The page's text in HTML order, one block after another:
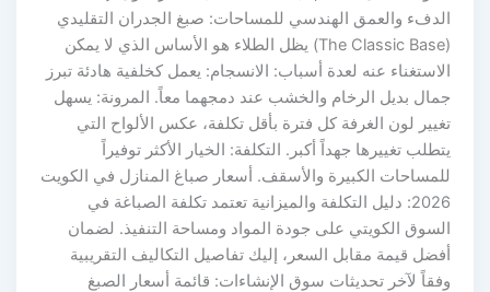
الدفء والعمق الهندسي للمساحات: صبغ الجدران التقليدي
(The Classic Base) يظل الطلاء هو الأساس الذي لا يمكن
الاستغناء عنه لعدة أسباب: الانسجام: يعمل كخلفية هادئة تبرز
جمال بديل الرخام والخشب عند دمجهما معاً. المرونة: يسهل
تغيير لون الغرفة كل فترة بأقل تكلفة، عكس الألواح التي
يتطلب تغييرها جهداً أكبر. التكلفة: الخيار الأكثر توفيراً
للمساحات الكبيرة والأسقف. أسعار صباغ المنازل في الكويت
2026: دليل التكلفة والميزانية تعتمد تكلفة الصباغة في
السوق الكويتي على جودة المواد ومساحة التنفيذ. لضمان
أفضل قيمة مقابل السعر، إليك تفاصيل التكاليف التقريبية
وفقاً لآخر تحديثات سوق الإنشاءات: قائمة أسعار الصبغ